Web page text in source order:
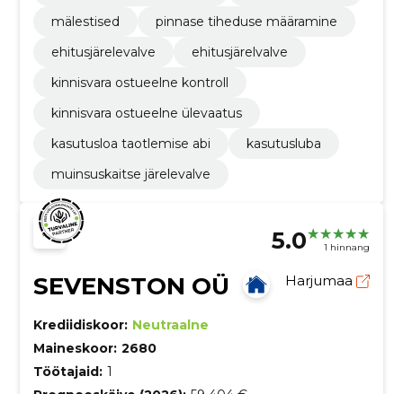
mälestised
pinnase tiheduse määramine
ehitusjärelevalve
ehitusjärelvalve
kinnisvara ostueelne kontroll
kinnisvara ostueelne ülevaatus
kasutusloa taotlemise abi
kasutusluba
muinsuskaitse järelevalve
5.0 1 hinnang
SEVENSTON OÜ Harjumaa
Krediidiskoor: Neutraalne
Maineskoor: 2680
Töötajaid: 1